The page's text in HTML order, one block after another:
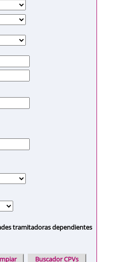
tramitadoras dependientes